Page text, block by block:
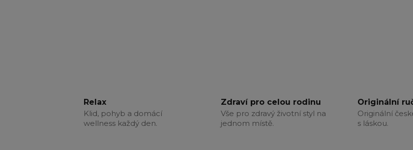
Relax
Klid, pohyb a domácí
wellness každý den.
Zdraví pro celou rodinu
Vše pro zdravý životní styl na
jednom místě.
Originální
Originální
s láskou.